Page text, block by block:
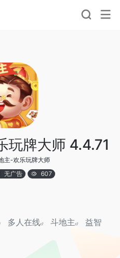
玩牌大师 4.4.71
主-欢乐玩牌大师
无广告 607
多人在线 斗地主 益智